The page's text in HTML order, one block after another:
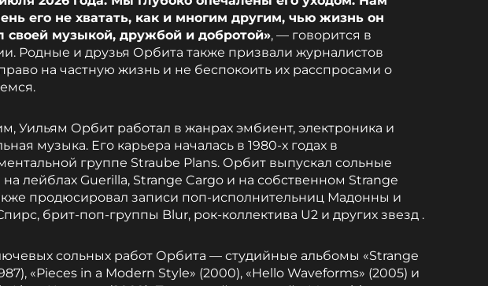
его не хватать, как и многим другим, чью жизнь он
своей музыкой, дружбой и добротой», — говорится в
Родные и друзья Орбита также призвали журналистов
на частную жизнь и не беспокоить их расспросами о
Уильям Орбит работал в жанрах эмбиент, электроника и
музыка. Его карьера началась в 1980-х годах в
группе Straube Plans. Орбит выпускал сольные
лейблах Guerilla, Strange Cargo и на собственном Strange
продюсировал записи поп-исполнительниц Мадонны и
брит-поп-группы Blur, рок-коллектива U2 и других звезд .
сольных работ Орбита — студийные альбомы «Strange
«Pieces in a Modern Style» (2000), «Hello Waveforms» (2005) и